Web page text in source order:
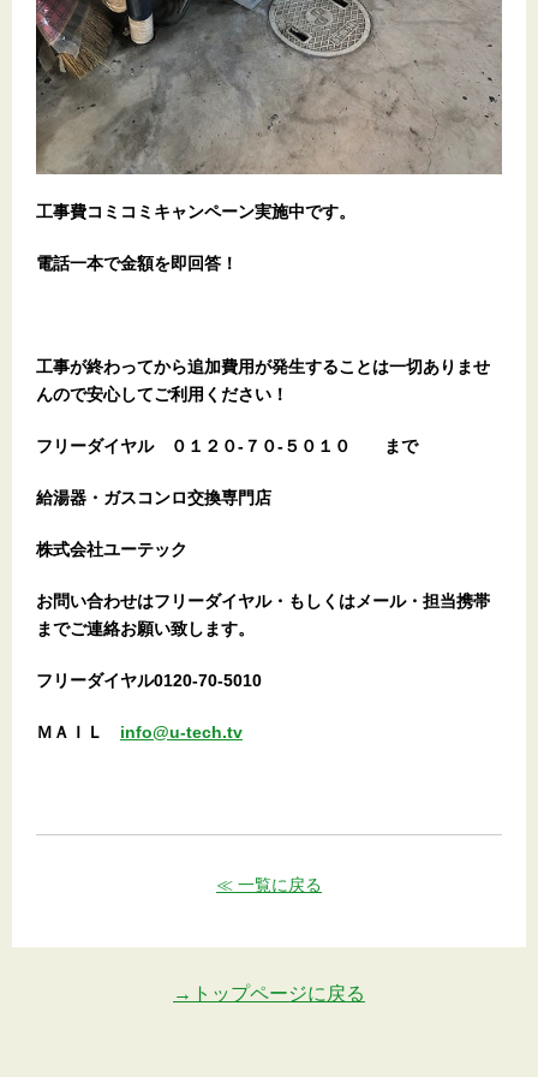
工事費コミコミキャンペーン実施中です。
電話一本で金額を即回答！
工事が終わってから追加費用が発生することは一切ありませ
んので安心してご利用ください！
フリーダイヤル ０１２０-７０-５０１０ まで
給湯器・ガスコンロ交換専門店
株式会社ユーテック
お問い合わせはフリーダイヤル・もしくはメール・担当携帯
までご連絡お願い致します。
フリーダイヤル0120-70-5010
ＭＡＩＬ info@u-tech.tv
≪ 一覧に戻る
→トップページに戻る